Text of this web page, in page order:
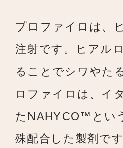
プロファイロは、
注射です。ヒアル
ることでシワやた
ロファイロは、イ
たNAHYCO™とい
殊配合した製剤です